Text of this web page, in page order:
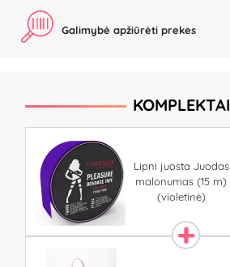
Galimybė apžiūrėti prekes
KOMPLEKTAI
Lipni juosta Juodas
malonumas (15 m)
(violetinė)